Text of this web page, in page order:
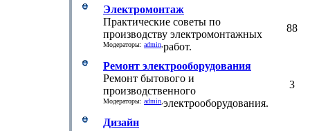
Электромонтаж
Практические советы по
производству электромонтажных
работ.
Модераторы: admin
88
Ремонт электрооборудования
Ремонт бытового и
производственного
электрооборудования.
Модераторы: admin
3
Дизайн